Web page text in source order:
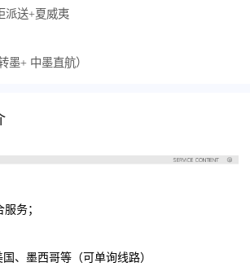
派送+夏威夷
墨+ 中墨直航）
务；
、墨西哥等（可单询线路）